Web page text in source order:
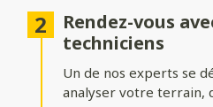
Ajoutez du style à votre entrée
portails :
dynamique.
Rendez-vous
techniciens
Un de nos experts se
analyser votre terrain,